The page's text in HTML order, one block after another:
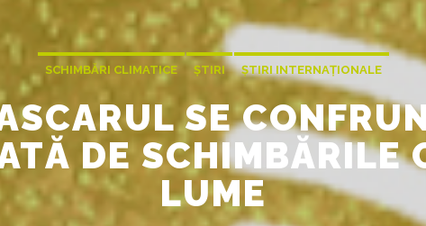
SCHIMBĂRI CLIMATICE ȘTIRI ȘTIRI INTERNAȚIONALE
SE
DE SCHIMBĂRILE
LUME